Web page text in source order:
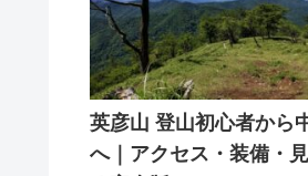
英彦山 登山初心者から
へ｜アクセス・装備・